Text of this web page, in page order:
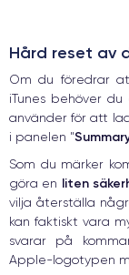
Hård reset av
Om du föredrar
iTunes behöver
använder för att
i panelen "
Som du märker
göra en liten
vilja återställa
kan faktiskt vara
svarar på
Apple-logotypen